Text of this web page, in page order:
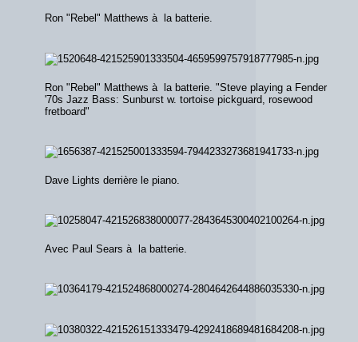
Ron "Rebel" Matthews à la batterie.
Ron "Rebel" Matthews à la batterie. "Steve playing a Fender
'70s Jazz Bass: Sunburst w. tortoise pickguard, rosewood
fretboard"
Dave Lights derrière le piano.
Avec Paul Sears à la batterie.